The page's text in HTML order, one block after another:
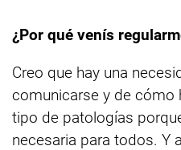
¿Por qué venís
Creo que hay una
comunicarse y de cómo
tipo de patologías
necesaria para todos. Y